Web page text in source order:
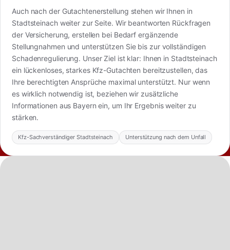
Auch nach der Gutachtenerstellung stehen wir Ihnen in
Stadtsteinach weiter zur Seite. Wir beantworten Rückfragen
der Versicherung, erstellen bei Bedarf ergänzende
Stellungnahmen und unterstützen Sie bis zur vollständigen
Schadenregulierung. Unser Ziel ist klar: Ihnen in Stadtsteinach
ein lückenloses, starkes Kfz-Gutachten bereitzustellen, das
Ihre berechtigten Ansprüche maximal unterstützt. Nur wenn
es wirklich notwendig ist, beziehen wir zusätzliche
Informationen aus Bayern ein, um Ihr Ergebnis weiter zu
stärken.
Kfz-Sachverständiger Stadtsteinach Unterstützung nach dem Unfall